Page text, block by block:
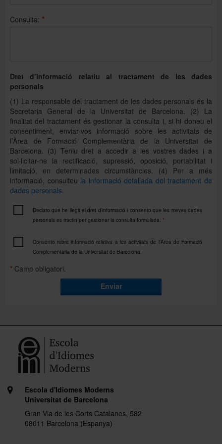
Consulta: *
Dret d’informació relatiu al tractament de les dades
personals
(1) La responsable del tractament de les dades personals és la
Secretaria General de la Universitat de Barcelona. (2) La
finalitat del tractament és gestionar la consulta i, si hi doneu el
consentiment, enviar-vos informació sobre les activitats de
l’Àrea de Formació Complementària de la Universitat de
Barcelona. (3) Teniu dret a accedir a les vostres dades i a
sol·licitar-ne la rectificació, supressió, oposició, portabilitat i
limitació, en determinades circumstàncies. (4) Per a més
informació, consulteu la informació detallada del tractament de
dades personals.
Declaro que he llegit el dret d’informació i consento que les meves dades
personals es tractin per gestionar la consulta formulada. *
Consento rebre informació relativa a les activitats de l’Àrea de Formació
Complementària de la Universitat de Barcelona.
* Camp obligatori.
Enviar
Escola d'Idiomes Moderns
Universitat de Barcelona
Gran Via de les Corts Catalanes, 582
08011 Barcelona (Espanya)